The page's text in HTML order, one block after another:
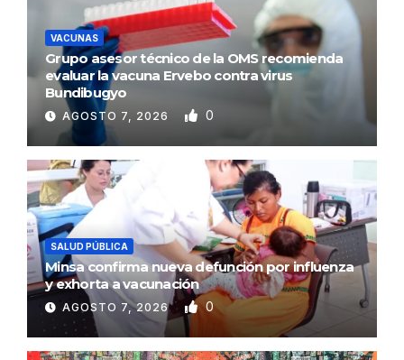
VACUNAS
Grupo asesor técnico de la OMS recomienda
evaluar la vacuna Ervebo contra virus
Bundibugyo
AGOSTO 7, 2026 0
SALUD PÚBLICA
Minsa confirma nueva defunción por influenza
y exhorta a vacunación
AGOSTO 7, 2026 0